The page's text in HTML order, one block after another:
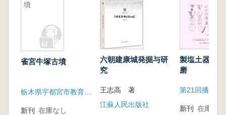
墳
雀宮牛塚古墳
新刊 在庫なし
六朝建康城発掘与研
究
王志高 著
江蘇人民出版社
製塩土器か
磨
新刊 在庫なし